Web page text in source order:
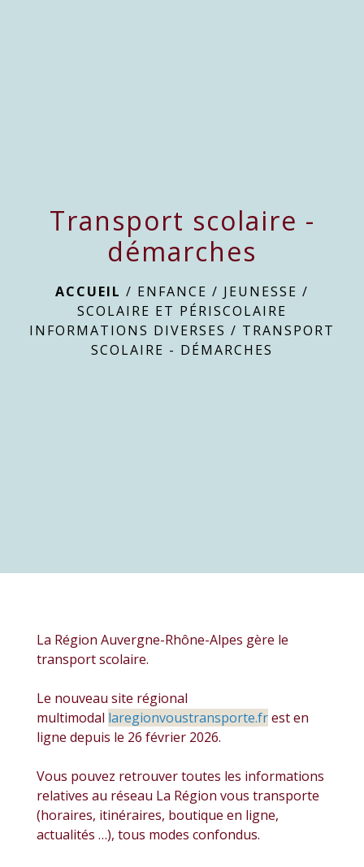
Transport scolaire -
démarches
ACCUEIL / ENFANCE / JEUNESSE /
SCOLAIRE ET PÉRISCOLAIRE
INFORMATIONS DIVERSES / TRANSPORT
SCOLAIRE - DÉMARCHES
La Région Auvergne-Rhône-Alpes gère le
transport scolaire.
Le nouveau site régional
multimodal laregionvoustransporte.frest en
ligne depuis le 26 février 2026.
Vous pouvez retrouver toutes les informations
relatives au réseau La Région vous transporte
(horaires, itinéraires, boutique en ligne,
actualités …), tous modes confondus.